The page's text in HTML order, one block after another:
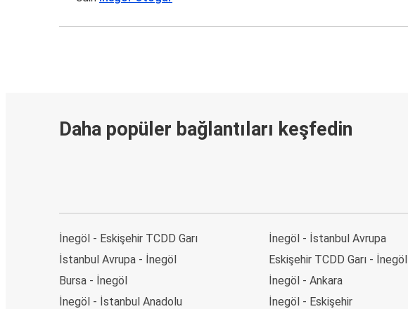
Daha popüler bağlantıları keşfedin
İnegöl - Eskişehir TCDD Garı
İstanbul Avrupa - İnegöl
Bursa - İnegöl
İnegöl - İstanbul Anadolu
İnegöl - İstanbul Avrupa
Eskişehir TCDD Garı - İnegöl
İnegöl - Ankara
İnegöl - Eskişehir